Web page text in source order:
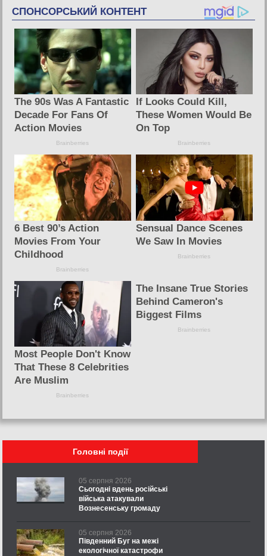
Головні події
05 серпня 2026
Сьогодні вдень російські
війська атакували
Вознесенську громаду
05 серпня 2026
Південний Буг на межі
екологічної катастрофи